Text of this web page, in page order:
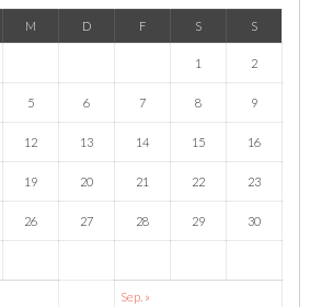
M D F S S
1 2
5 6 7 8 9
12 13 14 15 16
19 20 21 22 23
26 27 28 29 30
Sep. »